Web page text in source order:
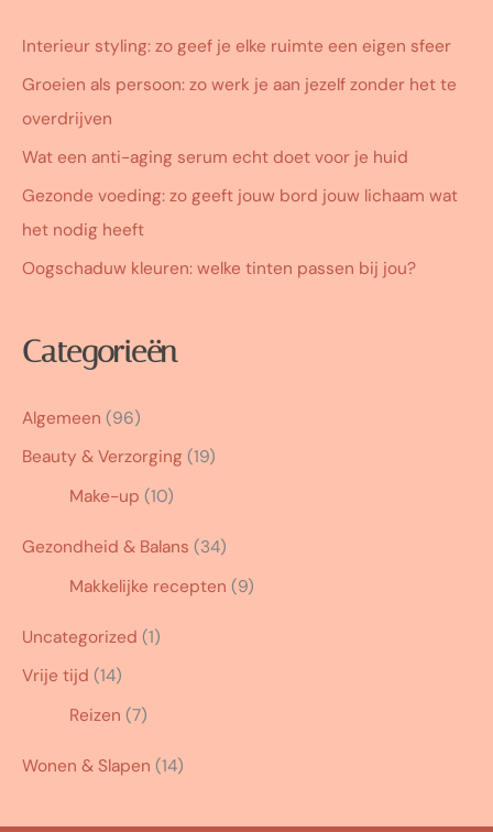
Interieur styling: zo geef je elke ruimte een eigen sfeer
Groeien als persoon: zo werk je aan jezelf zonder het te
overdrijven
Wat een anti-aging serum echt doet voor je huid
Gezonde voeding: zo geeft jouw bord jouw lichaam wat
het nodig heeft
Oogschaduw kleuren: welke tinten passen bij jou?
Categorieën
Algemeen (96)
Beauty & Verzorging (19)
Make-up (10)
Gezondheid & Balans (34)
Makkelijke recepten (9)
Uncategorized (1)
Vrije tijd (14)
Reizen (7)
Wonen & Slapen (14)